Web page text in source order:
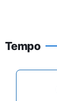
Tempo